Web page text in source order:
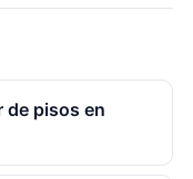
de pisos en